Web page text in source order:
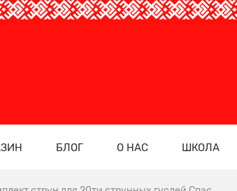
БЛОГ О НАС ШКОЛА